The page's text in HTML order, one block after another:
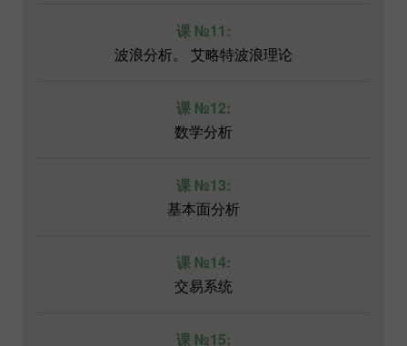
课 №11:
波浪分析。 艾略特波浪理论
课 №12:
数学分析
课 №13:
基本面分析
课 №14:
交易系统
课 №15: